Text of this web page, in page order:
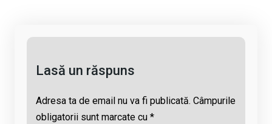
Lasă un răspuns
Adresa ta de email nu va fi publicată. Câmpurile
obligatorii sunt marcate cu *